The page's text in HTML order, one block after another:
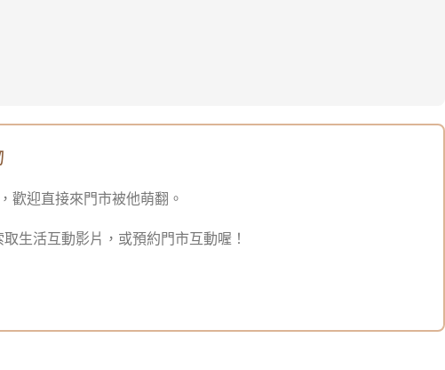
歡迎直接來門市被他萌翻。
生活互動影片，或預約門市互動喔！